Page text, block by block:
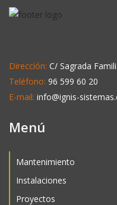
Dirección: C/ Sagrada
Teléfono: 96 599 60 20
E-mail: info@ignis-
Menú
Mantenimiento
Instalaciones
Proyectos